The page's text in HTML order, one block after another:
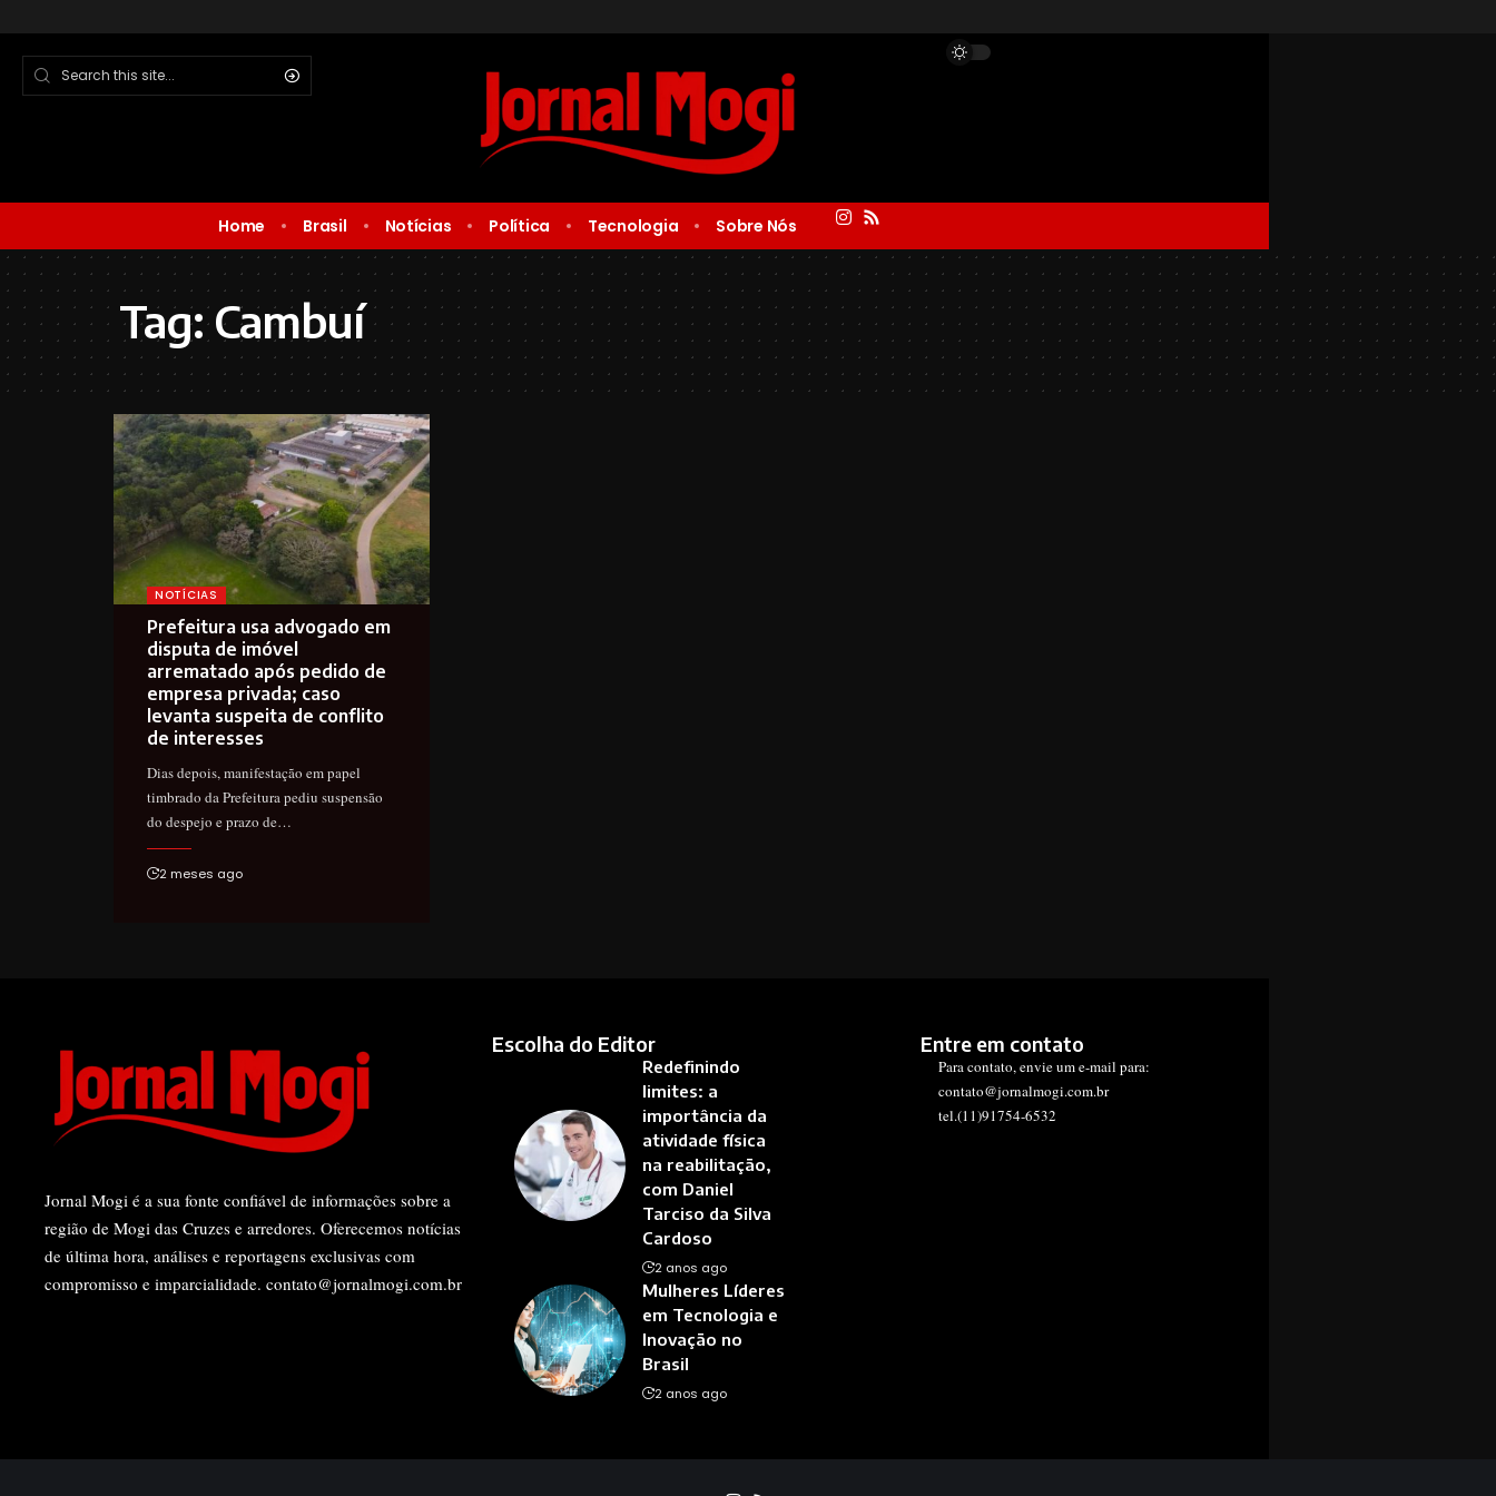
Home Brasil Notícias Política Tecnologia Sobre Nós
Tag:Cambuí
NOTÍCIAS
Prefeitura usa advogado em
disputa de imóvel
arrematado após pedido de
empresa privada; caso
levanta suspeita de conflito
de interesses
Dias depois, manifestação em papel
timbrado da Prefeitura pediu suspensão
do despejo e prazo de…
2 meses ago
Jornal Mogi é a sua fonte confiável de informações sobre a
região de Mogi das Cruzes e arredores. Oferecemos notícias
de última hora, análises e reportagens exclusivas com
compromisso e imparcialidade. contato@jornalmogi.com.br
Escolha do Editor
Redefinindo
limites: a
importância da
atividade física
na reabilitação,
com Daniel
Tarciso da Silva
Cardoso
2 anos ago
Mulheres Líderes
em Tecnologia e
Inovação no
Brasil
2 anos ago
Entre em contato
Para contato, envie um e-mail para:
contato@jornalmogi.com.br
tel.(11)91754-6532